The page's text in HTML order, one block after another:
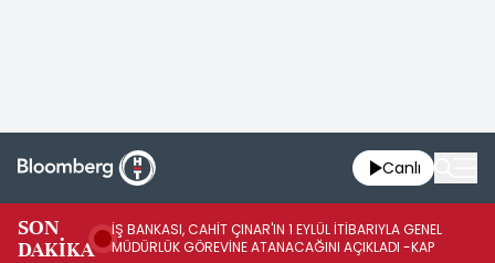
Canlı
SON
DAKİKA
İŞ BANKASI, CAHİT ÇINAR'IN 1 EYLÜL İTİBARIYLA GENEL
MÜDÜRLÜK GÖREVİNE ATANACAĞINI AÇIKLADI -KAP